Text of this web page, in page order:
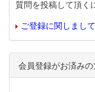
質問を投稿して頂く
ご登録に関しまし
会員登録がお済み